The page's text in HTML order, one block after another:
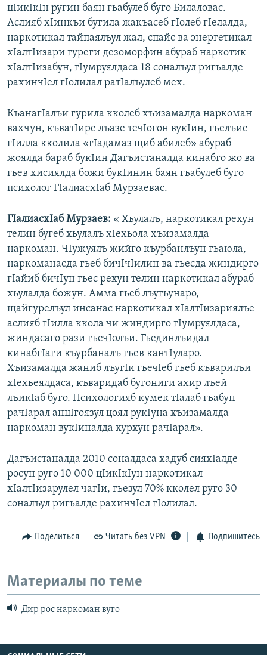
цIикIкIн ругин баян гьабулеб буго Билаловас.
Аслияб хIинкъи бугила жакъасеб гIолеб гIелалда,
наркотикал тайпаялъул жал, спайс ва энергетикал
хIалтIизари гуреги дезоморфин абураб наркотик
хIалтIизабун, гIумруялдаса 18 соналъул ригьалде
рахинчIел гIолилал ратIалъулеб мех.
КъанагIалъи гурила кколеб хъизамалда наркоман
вахчун, къватIире лъазе течIогон вукIин, гьелъие
гIилла кколила «гIадамаз щиб абилеб» абураб
жоялда бараб букIин Дагъистаналда кинабго жо ва
гьев хисиялда божи букIинин баян гьабулеб буго
психолог ГIалиасхIаб Мурзаевас.
ГIалиасхIаб Мурзаев: « Хьулалъ, наркотикал рехун
телин бугеб хьулалъ хIехьола хъизамалда
наркоман. ЧIужуялъ жийго къурбанлъун гьаюла,
наркоманасда гьеб бичIчIилин ва гьесда жиндирго
гIайиб бичIун гьес рехун телин наркотикал абураб
хьулалда божун. Амма гьеб лъугьунаро,
щайгурелъул инсанас наркотикал хIалтIизариялъе
аслияб гIилла ккола чи жиндирго гIумруялдаса,
жиндасаго рази гьечIолъи. Гьединлъидал
кинабгIаги къурбаналъ гьев кантIуларо.
Хъизамалда жаниб лъугIи гьечIеб гьеб къварилъи
хIехьеялдаса, къваридаб бугониги ахир лъей
лъикIаб буго. Психологияб кумек тIалаб гьабун
рачIарал анцIгоязул цоял рукIуна хъизамалда
наркоман вукIиналда хурхун рачIарал».
Дагъистаналда 2010 соналдаса хадуб сияхIалде
росун руго 10 000 цIикIкIун наркотикал
хIалтIизарулел чагIи, гьезул 70% кколел руго 30
соналъул ригьалде рахинчIел гIолилал.
Поделиться Читать без VPN Подпишитесь
Материалы по теме
Дир рос наркоман вуго